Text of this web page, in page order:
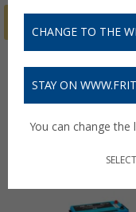
CHANGE TO THE
STAY ON
You can change